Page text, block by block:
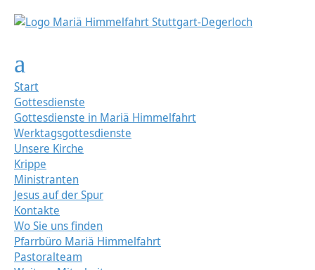
Start
Gottesdienste
Gottesdienste in Mariä Himmelfahrt
Werktagsgottesdienste
Unsere Kirche
Krippe
Ministranten
Jesus auf der Spur
Kontakte
Wo Sie uns finden
Pfarrbüro Mariä Himmelfahrt
Pastoralteam